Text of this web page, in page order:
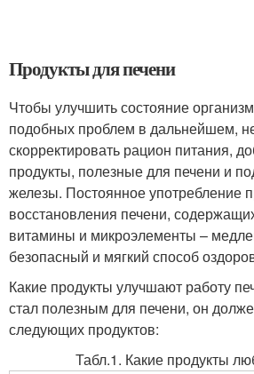
Продукты для печени
Чтобы улучшить состояние
подобных проблем в дальнейшем,
скорректировать рацион питания,
продукты, полезные для печени и
железы. Постоянное употребление
восстановления печени,
витамины и микроэлементы –
безопасный и мягкий способ
Какие продукты улучшают работу
стал полезным для печени, он
следующих продуктов:
Табл.1. Какие продукты